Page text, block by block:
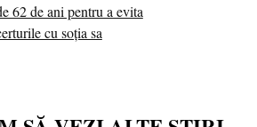
62 de ani pentru a evita
cu soția sa